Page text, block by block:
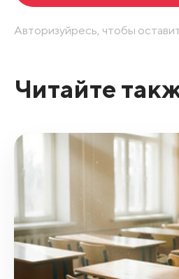
Авторизуйресь, чтобы
Читайте